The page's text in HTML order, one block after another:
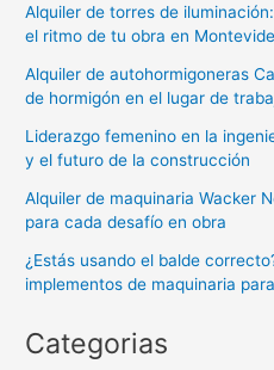
Alquiler de torres de
el ritmo de tu obra en
Alquiler de autohormigoneras
de hormigón en el lugar de
Liderazgo femenino en la
y el futuro de la construcción
Alquiler de maquinaria Wacker
para cada desafío en obra
¿Estás usando el balde
implementos de maquinaria
Categorias